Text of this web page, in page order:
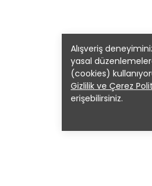
Alışveriş
yasal
(cookies)
Gizlilik ve Çerez
erişebilirsiniz.